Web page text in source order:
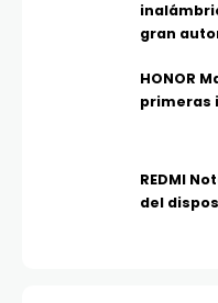
gran
HONOR
primeras
REDMI
del